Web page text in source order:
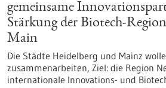
gemeinsame
Stärkung der Biotech-
Main
Die Städte Heidelberg und Mainz
zusammenarbeiten, Ziel: die Region
internationale Innovations- und